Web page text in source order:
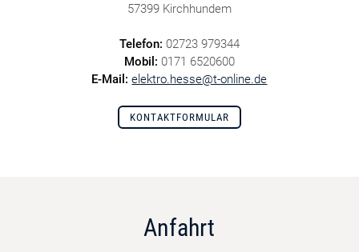
57399 Kirchhundem
Telefon: 02723 979344
Mobil: 0171 6520600
E-Mail: elektro.hesse@t-online.de
KONTAKTFORMULAR
Anfahrt